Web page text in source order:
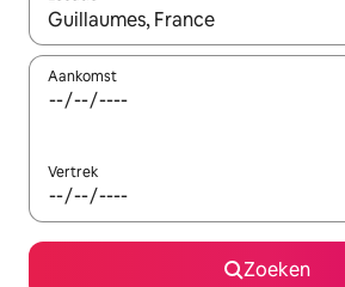
Wanneer er resultaten beschikbaar
Aankomst
Vertrek
Zoeken